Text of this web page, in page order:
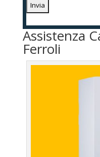
Assistenza
Ferroli